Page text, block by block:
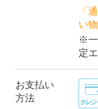
「
い
※一
定
お支払い
方法